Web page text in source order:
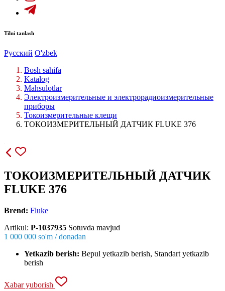
Tilni tanlash
Русский O'zbek
Bosh sahifa
Katalog
Mahsulotlar
Электроизмерительные и электрорадиоизмерительные
приборы
Токоизмерительные клещи
ТОКОИЗМЕРИТЕЛЬНЫЙ ДАТЧИК FLUKE 376
ТОКОИЗМЕРИТЕЛЬНЫЙ ДАТЧИК
FLUKE 376
Brend: Fluke
Artikul: P-1037935 Sotuvda mavjud
1 000 000 so'm / donadan
Yetkazib berish: Bepul yetkazib berish, Standart yetkazib
berish
Xabar yuborish